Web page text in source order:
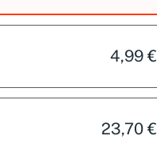
4,99 €
23,70 €